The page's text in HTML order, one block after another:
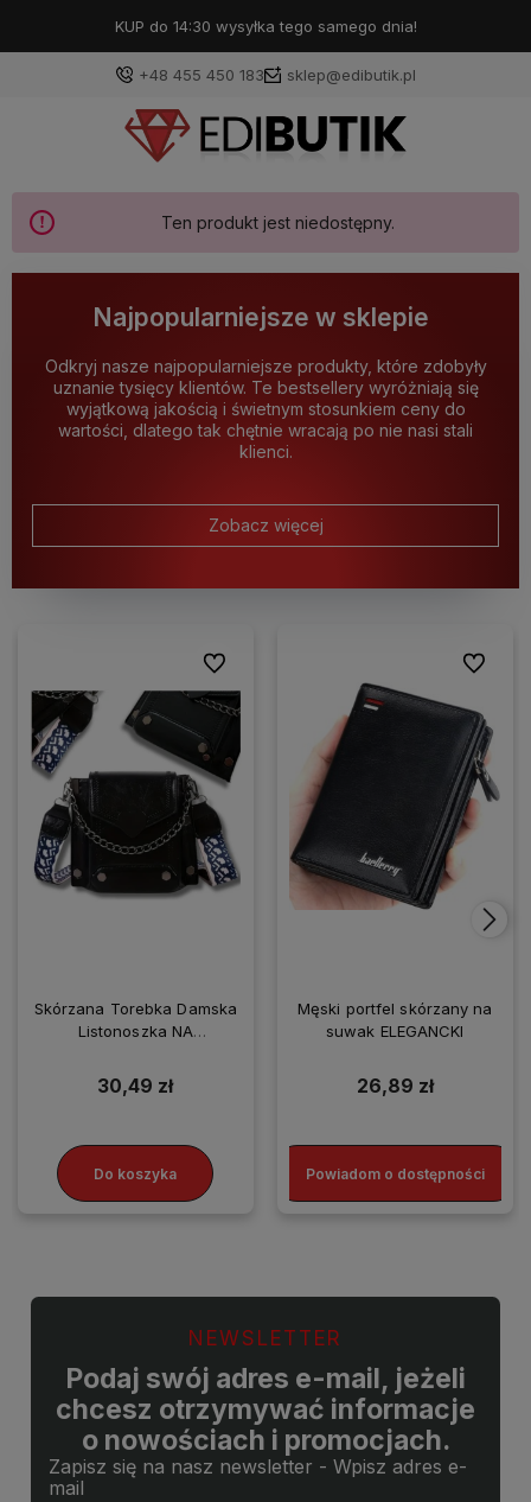
KUP do 14:30 wysyłka tego samego dnia!
+48 455 450 183 sklep@edibutik.pl
Ten produkt jest niedostępny.
Najpopularniejsze w sklepie
Odkryj nasze najpopularniejsze produkty, które zdobyły
uznanie tysięcy klientów. Te bestsellery wyróżniają się
wyjątkową jakością i świetnym stosunkiem ceny do
wartości, dlatego tak chętnie wracają po nie nasi stali
klienci.
Zobacz więcej
Skórzana Torebka Damska
Listonoszka NA
30,49 zł
Do koszyka
Do ulubionych
Męski portfel skórzany na
suwak ELEGANCKI
26,89 zł
Powiadom o dostępności
Do
NEWSLETTER
Podaj swój adres e-mail, jeżeli
chcesz otrzymywać informacje
o nowościach i promocjach.
Zapisz się na nasz newsletter - Wpisz adres e-
mail